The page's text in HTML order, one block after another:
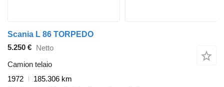
Scania L 86 TORPEDO
5.250 € Netto
Camion telaio
1972
185.306 km